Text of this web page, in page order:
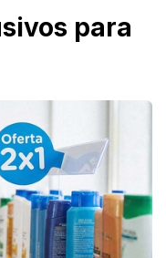
para